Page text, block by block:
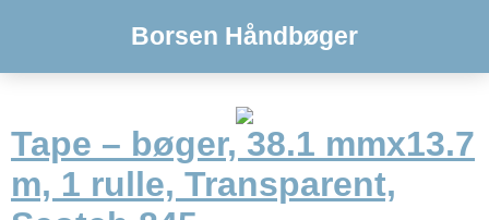
Borsen Håndbøger
Tape – bøger, 38.1 mmx13.7
m, 1 rulle, Transparent,